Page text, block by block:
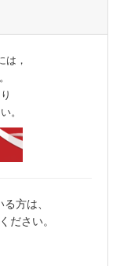
は，
。
方は、
ださい。